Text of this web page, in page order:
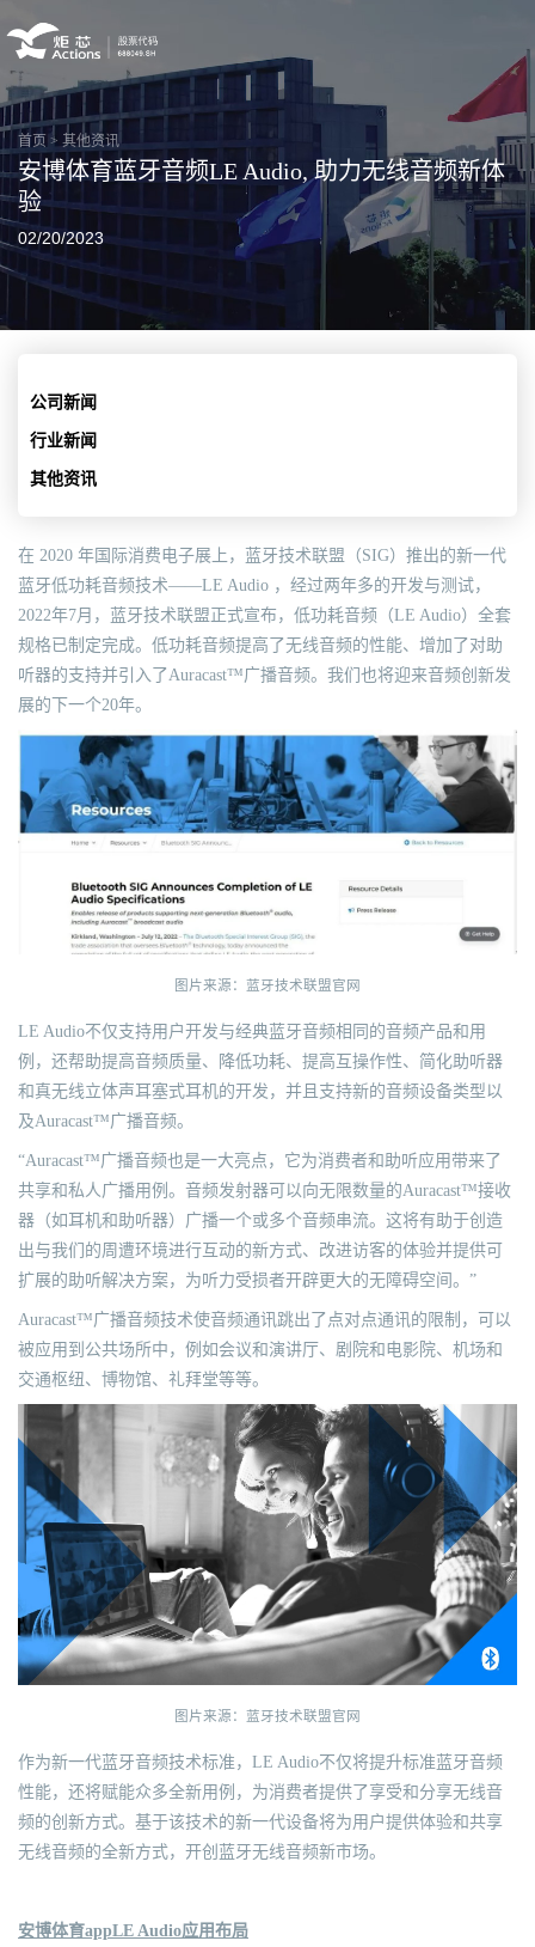
首页 > 其他资讯
安博体育蓝牙音频LE Audio, 助力无线音频新体
验
02/20/2023
公司新闻
行业新闻
其他资讯
在 2020 年国际消费电子展上，蓝牙技术联盟（SIG）推出的新一代
蓝牙低功耗音频技术——LE Audio ，经过两年多的开发与测试，
2022年7月，蓝牙技术联盟正式宣布，低功耗音频（LE Audio）全套
规格已制定完成。低功耗音频提高了无线音频的性能、增加了对助
听器的支持并引入了Auracast™广播音频。我们也将迎来音频创新发
展的下一个20年。
图片来源：蓝牙技术联盟官网
LE Audio不仅支持用户开发与经典蓝牙音频相同的音频产品和用
例，还帮助提高音频质量、降低功耗、提高互操作性、简化助听器
和真无线立体声耳塞式耳机的开发，并且支持新的音频设备类型以
及Auracast™广播音频。
“Auracast™广播音频也是一大亮点，它为消费者和助听应用带来了
共享和私人广播用例。音频发射器可以向无限数量的Auracast™接收
器（如耳机和助听器）广播一个或多个音频串流。这将有助于创造
出与我们的周遭环境进行互动的新方式、改进访客的体验并提供可
扩展的助听解决方案，为听力受损者开辟更大的无障碍空间。”
Auracast™广播音频技术使音频通讯跳出了点对点通讯的限制，可以
被应用到公共场所中，例如会议和演讲厅、剧院和电影院、机场和
交通枢纽、博物馆、礼拜堂等等。
图片来源：蓝牙技术联盟官网
作为新一代蓝牙音频技术标准，LE Audio不仅将提升标准蓝牙音频
性能，还将赋能众多全新用例，为消费者提供了享受和分享无线音
频的创新方式。基于该技术的新一代设备将为用户提供体验和共享
无线音频的全新方式，开创蓝牙无线音频新市场。
安博体育appLE Audio应用布局